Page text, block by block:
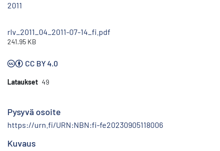
2011
rlv_2011_04_2011-07-14_fi.pdf
241.95 KB
CC BY 4.0
Lataukset 49
Pysyvä osoite
https://urn.fi/URN:NBN:fi-fe20230905118006
Kuvaus